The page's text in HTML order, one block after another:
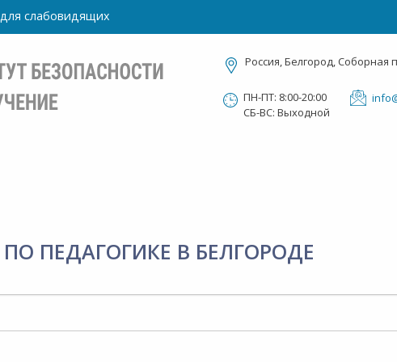
слабовидящих
Россия, Белгород, Соборная
ПН-ПТ: 8:00-20:00
СБ-ВС: Выходной
ПЕДАГОГИКЕ В БЕЛГОРОДЕ